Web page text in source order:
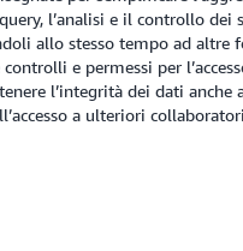
l’analisi e il controllo dei
allo stesso tempo ad altre
e permessi per
l’integrità dei dati anche
a ulteriori